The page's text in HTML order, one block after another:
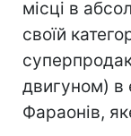
місці в
своїй
двигуном) в
Фараонів,